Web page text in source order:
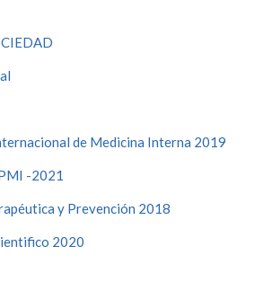
de Medicina Interna 2019
-2021
y Prevención 2018
2020